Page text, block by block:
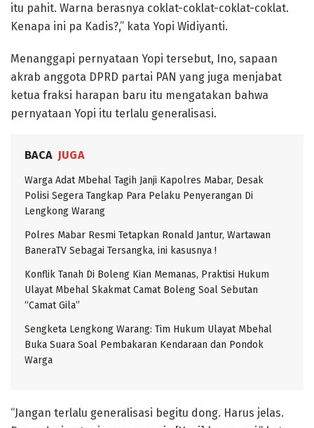
itu pahit. Warna berasnya coklat-coklat-coklat-coklat.
Kenapa ini pa Kadis?,” kata Yopi Widiyanti.
Menanggapi pernyataan Yopi tersebut, Ino, sapaan
akrab anggota DPRD partai PAN yang juga menjabat
ketua fraksi harapan baru itu mengatakan bahwa
pernyataan Yopi itu terlalu generalisasi.
BACA JUGA
Warga Adat Mbehal Tagih Janji Kapolres Mabar, Desak
Polisi Segera Tangkap Para Pelaku Penyerangan Di
Lengkong Warang
Polres Mabar Resmi Tetapkan Ronald Jantur, Wartawan
BaneraTV Sebagai Tersangka, ini kasusnya !
Konflik Tanah Di Boleng Kian Memanas, Praktisi Hukum
Ulayat Mbehal Skakmat Camat Boleng Soal Sebutan
“Camat Gila”
Sengketa Lengkong Warang: Tim Hukum Ulayat Mbehal
Buka Suara Soal Pembakaran Kendaraan dan Pondok
Warga
“Jangan terlalu generalisasi begitu dong. Harus jelas.